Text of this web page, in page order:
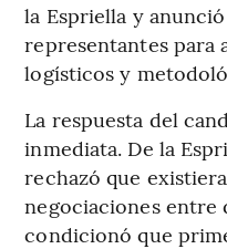
la Espriella y
representantes para
logísticos y
La respuesta del
inmediata. De la
rechazó que
negociaciones entre
condicionó que